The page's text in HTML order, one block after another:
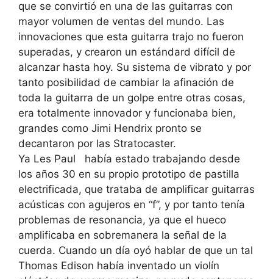
que se convirtió en una de las guitarras con
mayor volumen de ventas del mundo. Las
innovaciones que esta guitarra trajo no fueron
superadas, y crearon un estándard difícil de
alcanzar hasta hoy. Su sistema de vibrato y por
tanto posibilidad de cambiar la afinación de
toda la guitarra de un golpe entre otras cosas,
era totalmente innovador y funcionaba bien,
grandes como Jimi Hendrix pronto se
decantaron por las Stratocaster.
Ya Les Paul había estado trabajando desde
los años 30 en su propio prototipo de pastilla
electrificada, que trataba de amplificar guitarras
acústicas con agujeros en “f”, y por tanto tenía
problemas de resonancia, ya que el hueco
amplificaba en sobremanera la señal de la
cuerda. Cuando un día oyó hablar de que un tal
Thomas Edison había inventado un violín